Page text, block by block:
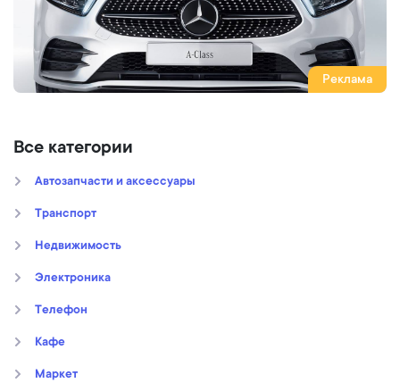
Реклама
Все категории
Автозапчасти и аксессуары
Транспорт
Недвижимость
Электроника
Телефон
Кафе
Маркет